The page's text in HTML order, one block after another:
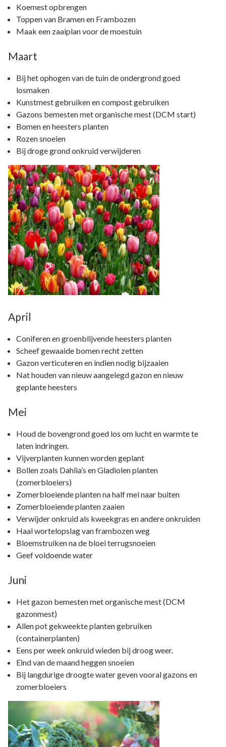
Koemest opbrengen
Toppen van Bramen en Frambozen
Maak een zaaiplan voor de moestuin
Maart
Bij het ophogen van de tuin de ondergrond goed
losmaken
Kunstmest gebruiken en compost gebruiken
Gazons bemesten met organische mest (DCM start)
Bomen en heesters planten
Rozen snoeien
Bij droge grond onkruid verwijderen
April
Coniferen en groenblijvende heesters planten
Scheef gewaaide bomen recht zetten
Gazon verticuteren en indien nodig bijzaaien
Nat houden van nieuw aangelegd gazon en nieuw
geplante heesters
Mei
Houd de bovengrond goed los om lucht en warmte te
laten indringen.
Vijverplanten kunnen worden geplant
Bollen zoals Dahlia’s en Gladiolen planten
(zomerbloeiers)
Zomerbloeiende planten na half mei naar buiten
Zomerbloeiende planten zaaien
Verwijder onkruid als kweekgras en andere onkruiden
Haal wortelopslag van frambozen weg
Bloemstruiken na de bloei terrugsnoeien
Geef voldoende water
Juni
Het gazon bemesten met organische mest (DCM
gazonmest)
Allen pot gekweekte planten gebruiken
(containerplanten)
Eens per week onkruid wieden bij droog weer.
Eind van de maand heggen snoeien
Bij langdurige droogte water geven vooral gazons en
zomerbloeiers